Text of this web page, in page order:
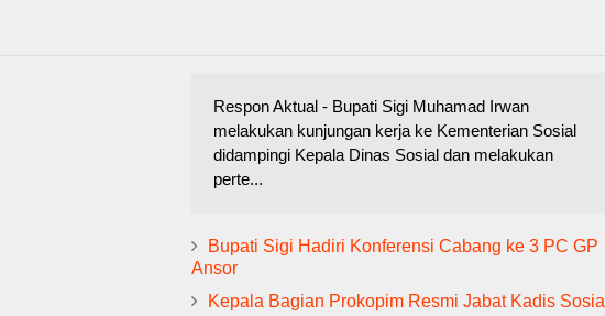
Respon Aktual - Bupati Sigi Muhamad Irwan
melakukan kunjungan kerja ke Kementerian Sosial
didampingi Kepala Dinas Sosial dan melakukan
perte...
Bupati Sigi Hadiri Konferensi Cabang ke 3 PC GP
Ansor
Kepala Bagian Prokopim Resmi Jabat Kadis Sosial